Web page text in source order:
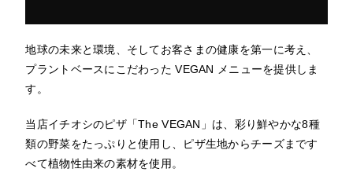
地球の未来と環境、そしてお客さまの健康を第一に考え、
プラントベースにこだわった VEGAN メニューを提供しま
す。
当店イチオシのピザ「The VEGAN」は、彩り鮮やかな8種
類の野菜をたっぷりと使用し、ピザ生地からチーズまです
べて植物性由来の素材を使用。